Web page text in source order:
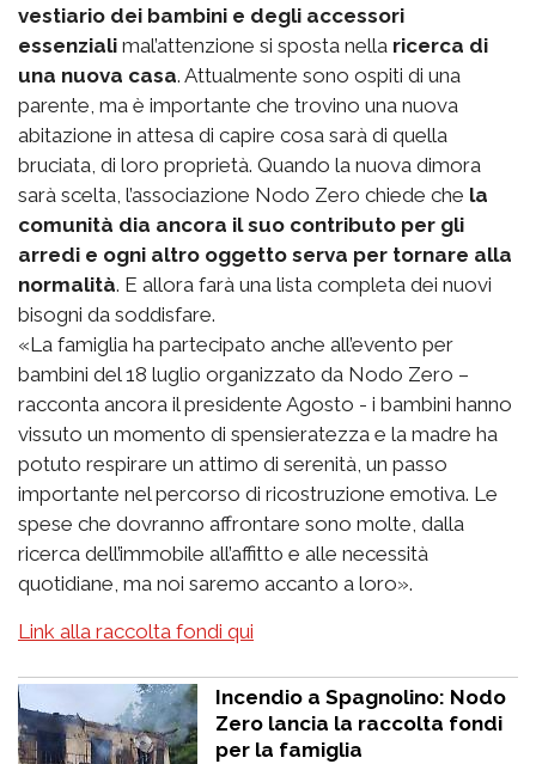
vestiario dei bambini e degli accessori
essenziali mal’attenzione si sposta nella ricerca di
una nuova casa. Attualmente sono ospiti di una
parente, ma è importante che trovino una nuova
abitazione in attesa di capire cosa sarà di quella
bruciata, di loro proprietà. Quando la nuova dimora
sarà scelta, l’associazione Nodo Zero chiede che la
comunità dia ancora il suo contributo per gli
arredi e ogni altro oggetto serva per tornare alla
normalità. E allora farà una lista completa dei nuovi
bisogni da soddisfare.
«La famiglia ha partecipato anche all’evento per
bambini del 18 luglio organizzato da Nodo Zero –
racconta ancora il presidente Agosto - i bambini hanno
vissuto un momento di spensieratezza e la madre ha
potuto respirare un attimo di serenità, un passo
importante nel percorso di ricostruzione emotiva. Le
spese che dovranno affrontare sono molte, dalla
ricerca dell’immobile all’affitto e alle necessità
quotidiane, ma noi saremo accanto a loro».
Link alla raccolta fondi qui
Incendio a Spagnolino: Nodo
Zero lancia la raccolta fondi
per la famiglia